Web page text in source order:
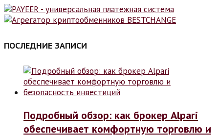
ПОСЛЕДНИЕ ЗАПИСИ
Подробный обзор: как брокер Alpari
обеспечивает комфортную торговлю и